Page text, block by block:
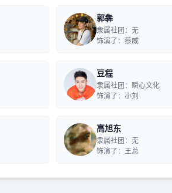
郭犇
隶属社团：无
饰演了：蔡威
豆程
隶属社团：瞬心文化
饰演了：小刘
高旭东
隶属社团：无
饰演了：王总